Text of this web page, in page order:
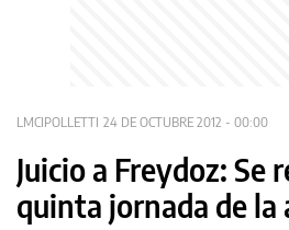
LMCIPOLLETTI 24 DE OCTUBRE 2012 - 00:00
Juicio a Freydoz: Se
quinta jornada de la